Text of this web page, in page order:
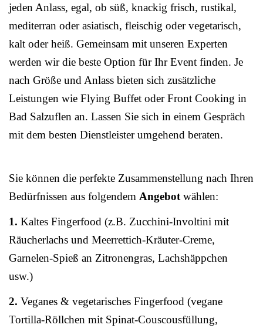
jeden Anlass, egal, ob süß, knackig frisch, rustikal,
mediterran oder asiatisch, fleischig oder vegetarisch,
kalt oder heiß. Gemeinsam mit unseren Experten
werden wir die beste Option für Ihr Event finden. Je
nach Größe und Anlass bieten sich zusätzliche
Leistungen wie Flying Buffet oder Front Cooking in
Bad Salzuflen an. Lassen Sie sich in einem Gespräch
mit dem besten Dienstleister umgehend beraten.
Sie können die perfekte Zusammenstellung nach Ihren
Bedürfnissen aus folgendem Angebotwählen:
1. Kaltes Fingerfood (z.B. Zucchini-Involtini mit
Räucherlachs und Meerrettich-Kräuter-Creme,
Garnelen-Spieß an Zitronengras, Lachshäppchen
usw.)
2. Veganes & vegetarisches Fingerfood (vegane
Tortilla-Röllchen mit Spinat-Couscousfüllung,